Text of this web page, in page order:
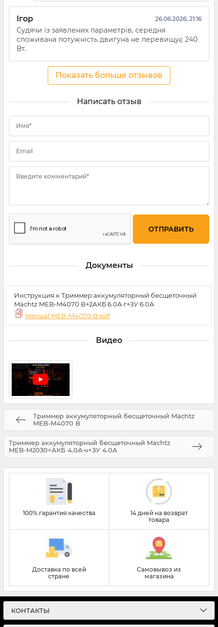
Ігор 26.06.2026, 21:16
Судячи із заявлених параметрів, середня
споживана потужність двигуна не перевищує 240
Вт.
Показать больше отзывов
Написать отзыв
Имя*
Email
Введите комментарий*
Документы
Инструкция к Триммер аккумуляторный бесщеточный
Mächtz MEB-M4070 B+2АКБ 6.0А·г+ЗУ 6.0А
Manual MEB-M4070 B.pdf
Видео
Триммер аккумуляторный бесщеточный Mächtz
MEB-M4070 B
Триммер аккумуляторный бесщеточный Mächtz
MEB-M2030+АКБ 4.0А·ч+ЗУ 4.0А
100% гарантия качества
14 дней на возврат
товара
Доставка по всей
стране
Самовывоз из
магазина
КОНТАКТЫ